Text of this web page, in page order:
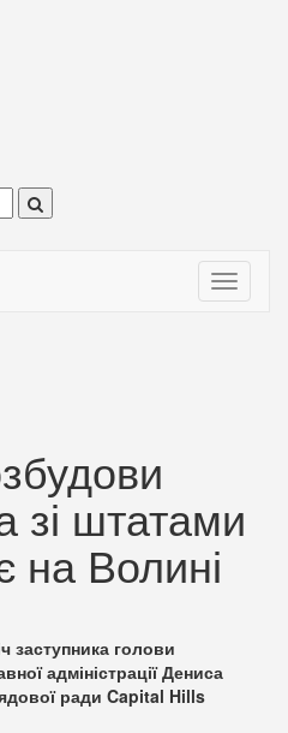
Toggle
зі штатами
Волині
заступника голови
адміністрації Дениса
ради Capital Hills